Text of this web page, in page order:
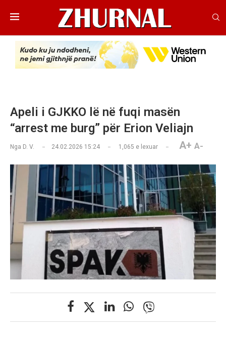
Apeli i GJKKO lë në fuqi masën
“arrest me burg” për Erion Veliajn
Nga D. V. 24.02.2026 15:24 1,065 e lexuar A+ A-